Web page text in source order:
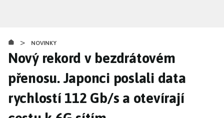
obsahu
> NOVINKY
Nový rekord v bezdrátovém
přenosu. Japonci poslali data
rychlostí 112 Gb/s a otevírají